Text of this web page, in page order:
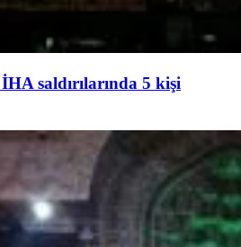
saldırılarında 5 kişi